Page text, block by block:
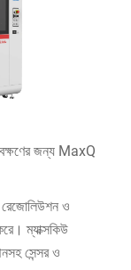
জন্য MaxQ
রেজোলিউশন ও
ম্যাক্সকিউ
সেন্সর ও